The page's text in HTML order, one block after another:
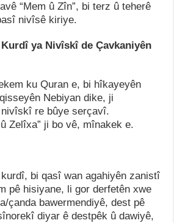
“Mem û Zîn”, bi terz û teherê
nivîsê kiriye.
ya Nivîskî de Çavkaniyên
ku Quran e, bi hîkayeyên
Nebiyan dike, ji
re bûye serçavî.
Zelîxa” ji bo vê, mînakek e.
bi qasî wan agahiyên zanistî
pê hisiyane, li gor derfetên xwe
çanda bawermendiyê, dest pê
diyar ê destpêk û dawiyê,